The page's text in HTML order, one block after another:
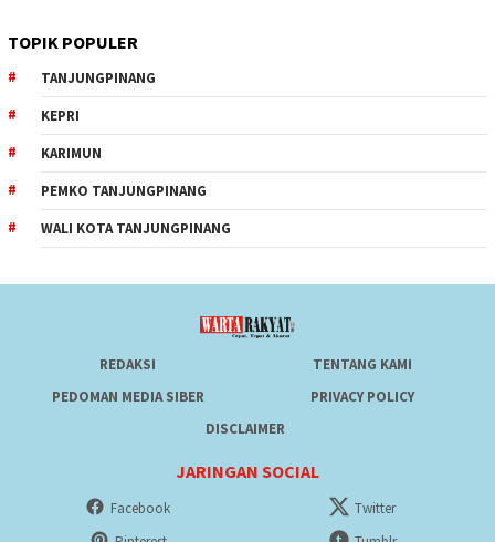
TOPIK POPULER
TANJUNGPINANG
KEPRI
KARIMUN
PEMKO TANJUNGPINANG
WALI KOTA TANJUNGPINANG
REDAKSI
TENTANG KAMI
PEDOMAN MEDIA SIBER
PRIVACY POLICY
DISCLAIMER
JARINGAN SOCIAL
Facebook
Twitter